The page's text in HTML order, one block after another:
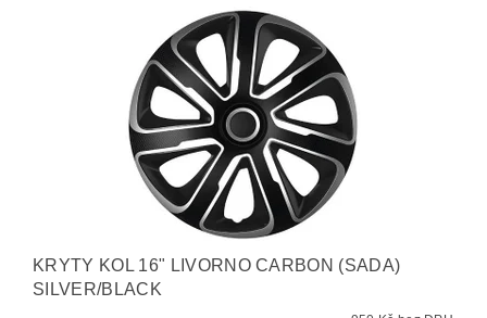
KRYTY KOL 16" LIVORNO CARBON (SADA)
SILVER/BLACK